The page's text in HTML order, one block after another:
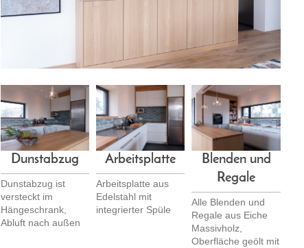
Dunstabzug
Dunstabzug ist
versteckt im
Hängeschrank,
Abluft nach außen
Arbeitsplatte
Arbeitsplatte aus
Edelstahl mit
integrierter Spüle
Blenden und
Regale
Alle Blenden und
Regale aus Eiche
Massivholz,
Oberfläche geölt mit